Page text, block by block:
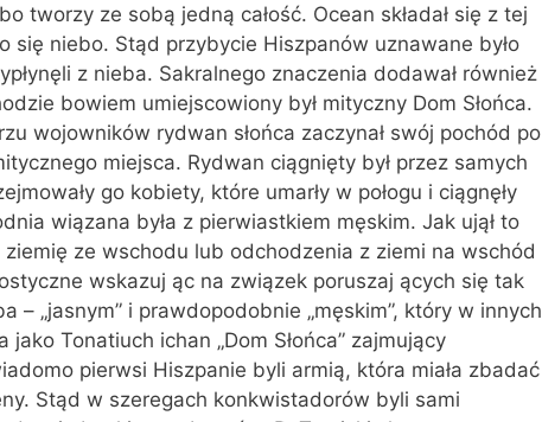
tworzy ze sobą jedną całość. Ocean składał się z tej
się niebo. Stąd przybycie Hiszpanów uznawane było
z nieba. Sakralnego znaczenia dodawał również
bowiem umiejscowiony był mityczny Dom Słońca.
wojowników rydwan słońca zaczynał swój pochód po
miejsca. Rydwan ciągnięty był przez samych
go kobiety, które umarły w połogu i ciągnęły
wiązana była z pierwiastkiem męskim. Jak ujął to
ze wschodu lub odchodzenia z ziemi na wschód
wskazuj ąc na związek poruszaj ących się tak
– „jasnym” i prawdopodobnie „męskim”, który w innych
Tonatiuch ichan „Dom Słońca” zajmujący
pierwsi Hiszpanie byli armią, która miała zbadać
Stąd w szeregach konkwistadorów byli sami